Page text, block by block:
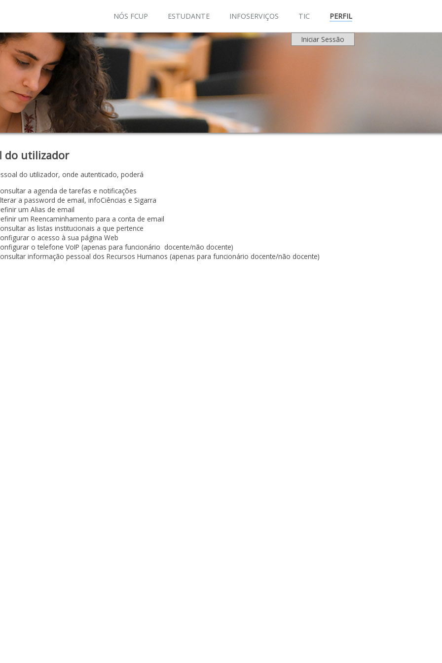
NÓS FCUP ESTUDANTE INFOSERVIÇOS TIC PERFIL
Iniciar Sessão
do utilizador
do utilizador, onde autenticado, poderá
a agenda de tarefas e notificações
a password de email, infoCiências e Sigarra
um Alias de email
um Reencaminhamento para a conta de email
as listas institucionais a que pertence
o acesso à sua página Web
o telefone VoIP (apenas para funcionário docente/não docente)
informação pessoal dos Recursos Humanos (apenas para funcionário docente/não docente)